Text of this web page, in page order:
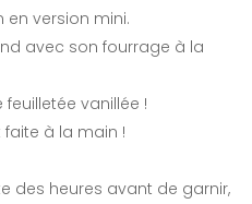
version mini.
avec son fourrage à la
vanillée !
à la main !
des heures avant de garnir,